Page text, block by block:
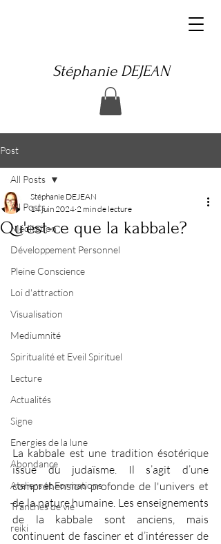
Stéphanie DEJEAN
Post
All Posts
Méditation
Développement Personnel
Pleine Conscience
Loi d'attraction
Visualisation
Mediumnité
Spiritualité et Eveil Spirituel
Lecture
Actualités
Signe
Energies de la lune
Abondance
Ateliers et Formations
Tranches de vie
reiki
All Posts
Qu'est-ce que la kabbale?
Stéphanie DEJEAN
14 juin 2024 2 min de lecture
La kabbale est une tradition ésotérique
issue du judaïsme. Il s’agit d’une
compréhension profonde de l'univers et
de la nature humaine. Les enseignements
de la kabbale sont anciens, mais
continuent de fasciner et d’intéresser de